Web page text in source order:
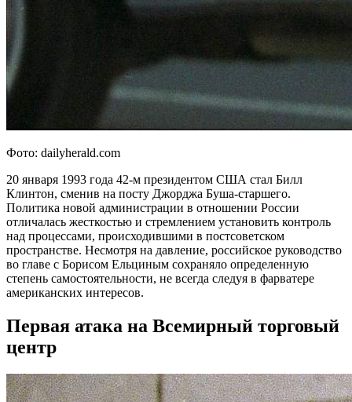
Фото: dailyherald.com
20 января 1993 года 42-м президентом США стал Билл
Клинтон, сменив на посту Джорджа Буша-старшего.
Политика новой администрации в отношении России
отличалась жесткостью и стремлением установить контроль
над процессами, происходившими в постсоветском
пространстве. Несмотря на давление, российское руководство
во главе с Борисом Ельциным сохраняло определенную
степень самостоятельности, не всегда следуя в фарватере
американских интересов.
Первая атака на Всемирный торговый
центр